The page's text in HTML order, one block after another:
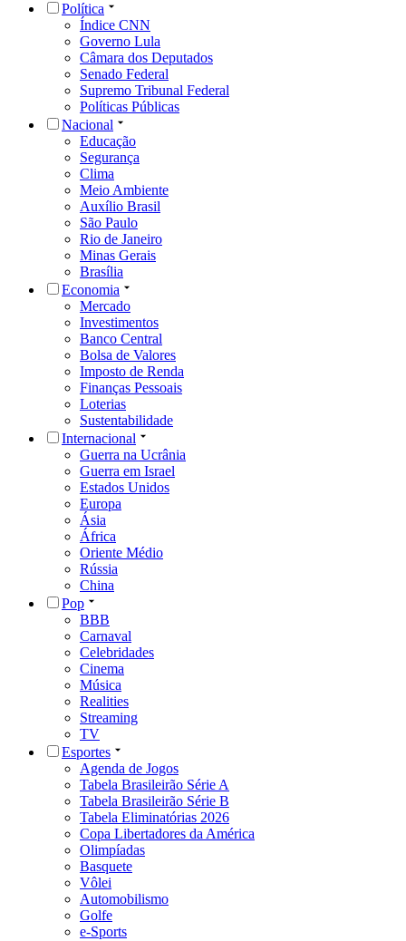
Política
Índice CNN
Governo Lula
Câmara dos Deputados
Senado Federal
Supremo Tribunal Federal
Políticas Públicas
Nacional
Educação
Segurança
Clima
Meio Ambiente
Auxílio Brasil
São Paulo
Rio de Janeiro
Minas Gerais
Brasília
Economia
Mercado
Investimentos
Banco Central
Bolsa de Valores
Imposto de Renda
Finanças Pessoais
Loterias
Sustentabilidade
Internacional
Guerra na Ucrânia
Guerra em Israel
Estados Unidos
Europa
Ásia
África
Oriente Médio
Rússia
China
Pop
BBB
Carnaval
Celebridades
Cinema
Música
Realities
Streaming
TV
Esportes
Agenda de Jogos
Tabela Brasileirão Série A
Tabela Brasileirão Série B
Tabela Eliminatórias 2026
Copa Libertadores da América
Olimpíadas
Basquete
Vôlei
Automobilismo
Golfe
e-Sports